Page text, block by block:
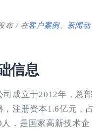
布 在客户案例、
新闻动
信息
成立于2012年，总部
注册资本1.6亿元，占
，是国家高新技术企